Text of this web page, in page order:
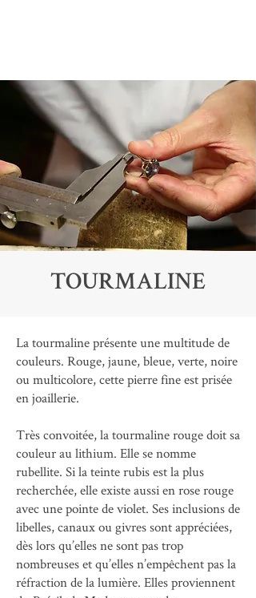
TOURMALINE
La tourmaline présente une multitude de
couleurs. Rouge, jaune, bleue, verte, noire
ou multicolore, cette pierre fine est prisée
en joaillerie.
Très convoitée, la tourmaline rouge doit sa
couleur au lithium. Elle se nomme
rubellite. Si la teinte rubis est la plus
recherchée, elle existe aussi en rose rouge
avec une pointe de violet. Ses inclusions de
libelles, canaux ou givres sont appréciées,
dès lors qu’elles ne sont pas trop
nombreuses et qu’elles n’empêchent pas la
réfraction de la lumière. Elles proviennent